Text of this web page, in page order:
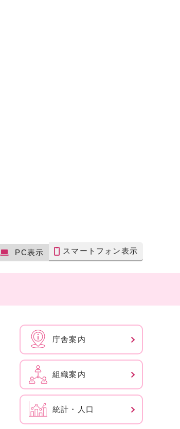
PC表示 スマートフォン表示
庁舎案内
組織案内
統計・人口